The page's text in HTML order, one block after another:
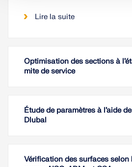
Lire la suite
Optimisation des sections à
mite de service
Étude de paramètres à l’aide de
Dlubal
Vérification des surfaces selon